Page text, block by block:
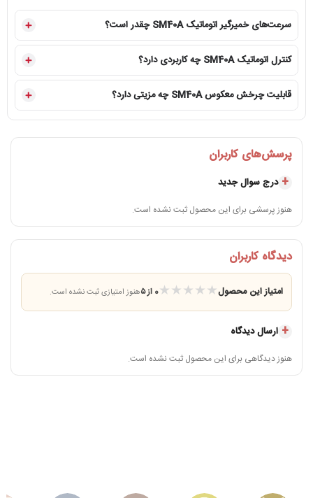
سرعت‌های خمیرگیر اتوماتیک SM40A چقدر است؟
کنترل اتوماتیک SM40A چه کاربردی دارد؟
قابلیت چرخش معکوس SM40A چه مزیتی دارد؟
پرسش‌های کاربران
درج سوال جدید
هنوز پرسشی برای این محصول ثبت نشده است.
دیدگاه کاربران
امتیاز این محصول ★★★★★ 0 از ۵ هنوز امتیازی ثبت نشده است.
ارسال دیدگاه
هنوز دیدگاهی برای این محصول ثبت نشده است.